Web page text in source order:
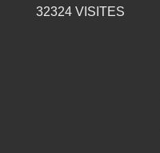
32324VISITES